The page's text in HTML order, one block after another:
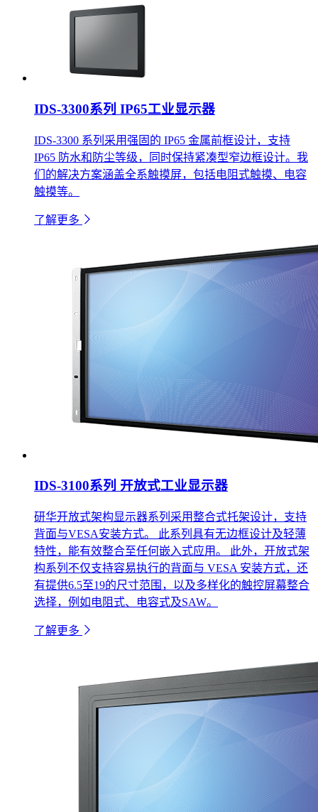
IDS-3300系列 IP65工业显示器
IDS-3300 系列采用强固的 IP65 金属前框设计，支持
IP65 防水和防尘等级，同时保持紧凑型窄边框设计。我
们的解决方案涵盖全系触摸屏，包括电阻式触摸、电容
触摸等。
了解更多
IDS-3100系列 开放式工业显示器
研华开放式架构显示器系列采用整合式托架设计，支持
背面与VESA安装方式。 此系列具有无边框设计及轻薄
特性，能有效整合至任何嵌入式应用。 此外，开放式架
构系列不仅支持容易执行的背面与 VESA 安装方式，还
有提供6.5至19的尺寸范围，以及多样化的触控屏幕整合
选择，例如电阻式、电容式及SAW。
了解更多